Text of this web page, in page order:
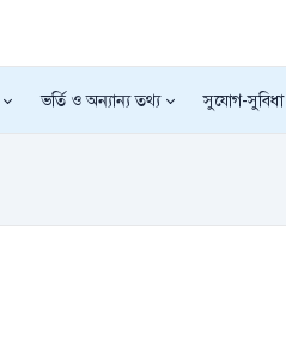
ভর্তি ও অন্যান্য তথ্য সুযোগ-সুবিধা